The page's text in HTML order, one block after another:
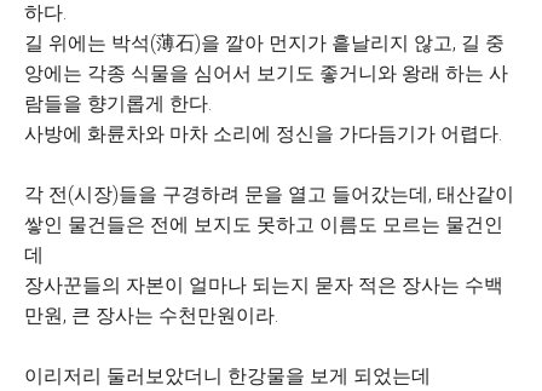
하다.
길 위에는 박석(薄石)을 깔아 먼지가 흩날리지 않고, 길 중
앙에는 각종 식물을 심어서 보기도 좋거니와 왕래 하는 사
람들을 향기롭게 한다.
사방에 화륜차와 마차 소리에 정신을 가다듬기가 어렵다.
각 전(시장)들을 구경하려 문을 열고 들어갔는데, 태산같이
쌓인 물건들은 전에 보지도 못하고 이름도 모르는 물건인
데
장사꾼들의 자본이 얼마나 되는지 묻자 적은 장사는 수백
만원, 큰 장사는 수천만원이라.
이리저리 둘러보았더니 한강물을 보게 되었는데